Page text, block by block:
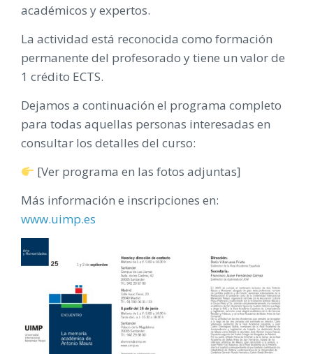
académicos y expertos.
La actividad está reconocida como formación
permanente del profesorado y tiene un valor de
1 crédito ECTS.
Dejamos a continuación el programa completo
para todas aquellas personas interesadas en
consultar los detalles del curso:
[Ver programa en las fotos adjuntas]
Más información e inscripciones en:
www.uimp.es